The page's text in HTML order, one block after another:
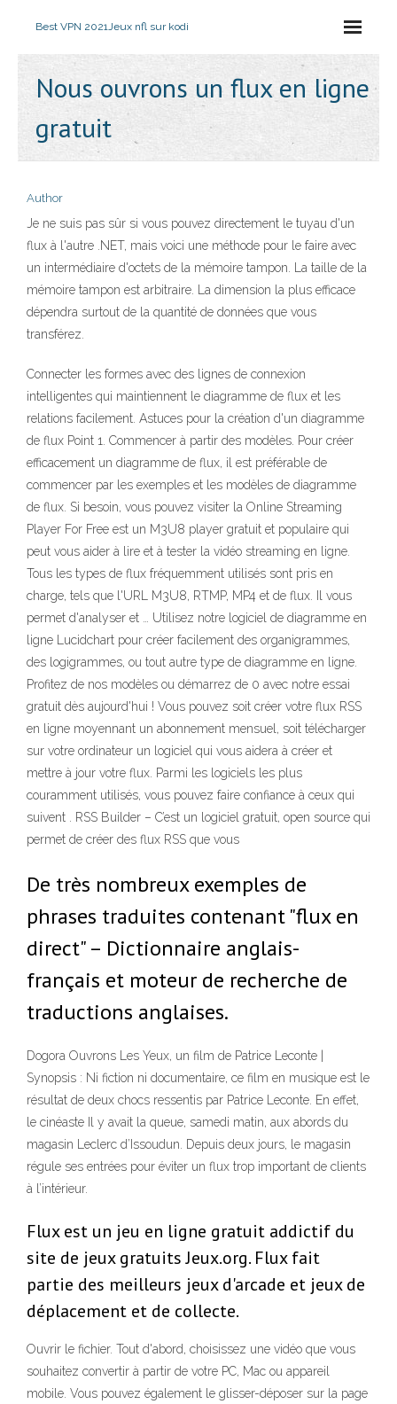
Best VPN 2021Jeux nfl sur kodi
Nous ouvrons un flux en ligne
gratuit
Author
Je ne suis pas sûr si vous pouvez directement le tuyau d'un
flux à l'autre .NET, mais voici une méthode pour le faire avec
un intermédiaire d'octets de la mémoire tampon. La taille de la
mémoire tampon est arbitraire. La dimension la plus efficace
dépendra surtout de la quantité de données que vous
transférez.
Connecter les formes avec des lignes de connexion
intelligentes qui maintiennent le diagramme de flux et les
relations facilement. Astuces pour la création d'un diagramme
de flux Point 1. Commencer à partir des modèles. Pour créer
efficacement un diagramme de flux, il est préférable de
commencer par les exemples et les modèles de diagramme
de flux. Si besoin, vous pouvez visiter la Online Streaming
Player For Free est un M3U8 player gratuit et populaire qui
peut vous aider à lire et à tester la vidéo streaming en ligne.
Tous les types de flux fréquemment utilisés sont pris en
charge, tels que l'URL M3U8, RTMP, MP4 et de flux. Il vous
permet d'analyser et … Utilisez notre logiciel de diagramme en
ligne Lucidchart pour créer facilement des organigrammes,
des logigrammes, ou tout autre type de diagramme en ligne.
Profitez de nos modèles ou démarrez de 0 avec notre essai
gratuit dès aujourd'hui ! Vous pouvez soit créer votre flux RSS
en ligne moyennant un abonnement mensuel, soit télécharger
sur votre ordinateur un logiciel qui vous aidera à créer et
mettre à jour votre flux. Parmi les logiciels les plus
couramment utilisés, vous pouvez faire confiance à ceux qui
suivent . RSS Builder – C’est un logiciel gratuit, open source qui
permet de créer des flux RSS que vous
De très nombreux exemples de
phrases traduites contenant "flux en
direct" – Dictionnaire anglais-
français et moteur de recherche de
traductions anglaises.
Dogora Ouvrons Les Yeux, un film de Patrice Leconte |
Synopsis : Ni fiction ni documentaire, ce film en musique est le
résultat de deux chocs ressentis par Patrice Leconte. En effet,
le cinéaste Il y avait la queue, samedi matin, aux abords du
magasin Leclerc d’Issoudun. Depuis deux jours, le magasin
régule ses entrées pour éviter un flux trop important de clients
à l’intérieur.
Flux est un jeu en ligne gratuit addictif du
site de jeux gratuits Jeux.org. Flux fait
partie des meilleurs jeux d'arcade et jeux de
déplacement et de collecte.
Ouvrir le fichier. Tout d'abord, choisissez une vidéo que vous
souhaitez convertir à partir de votre PC, Mac ou appareil
mobile. Vous pouvez également le glisser-déposer sur la page